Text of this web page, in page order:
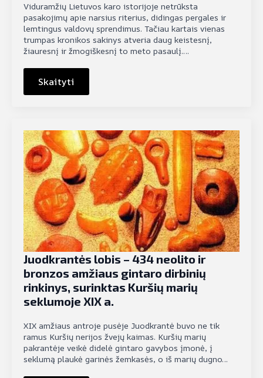
Viduramžių Lietuvos karo istorijoje netrūksta
pasakojimų apie narsius riterius, didingas pergales ir
lemtingus valdovų sprendimus. Tačiau kartais vienas
trumpas kronikos sakinys atveria daug keistesnį,
žiauresnį ir žmogiškesnį to meto pasaulį.…
Skaityti
Juodkrantės lobis – 434 neolito ir
bronzos amžiaus gintaro dirbinių
rinkinys, surinktas Kuršių marių
seklumoje XIX a.
XIX amžiaus antroje pusėje Juodkrantė buvo ne tik
ramus Kuršių nerijos žvejų kaimas. Kuršių marių
pakrantėje veikė didelė gintaro gavybos įmonė, į
seklumą plaukė garinės žemkasės, o iš marių dugno…